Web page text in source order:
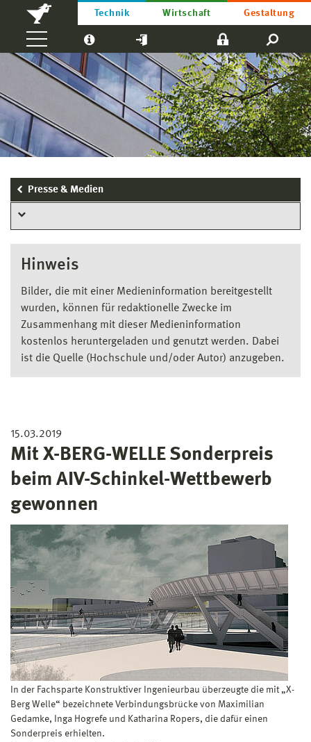
Technik Wirtschaft Gestaltung
Presse & Medien
Hinweis
Bilder, die mit einer Medieninformation bereitgestellt
wurden, können für redaktionelle Zwecke im
Zusammenhang mit dieser Medieninformation
kostenlos heruntergeladen und genutzt werden. Dabei
ist die Quelle (Hochschule und/oder Autor) anzugeben.
15.03.2019
Mit X-BERG-WELLE Sonderpreis
beim AIV-Schinkel-Wettbewerb
gewonnen
In der Fachsparte Konstruktiver Ingenieurbau überzeugte die mit „X-
Berg Welle“ bezeichnete Verbindungsbrücke von Maximilian
Gedamke, Inga Hogrefe und Katharina Ropers, die dafür einen
Sonderpreis erhielten.